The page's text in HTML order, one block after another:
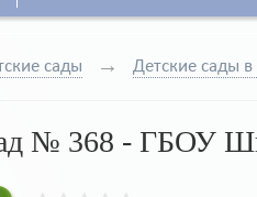
сады Детские сады
№ 368 - ГБОУ